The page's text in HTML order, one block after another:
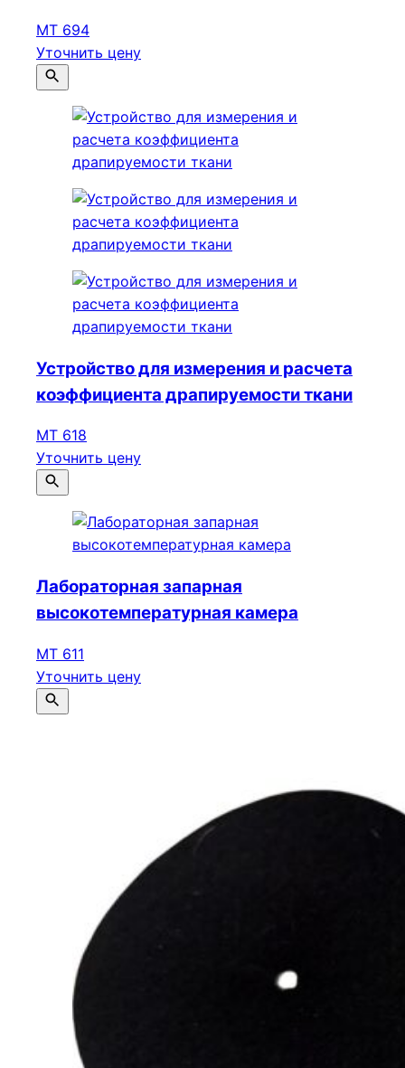
МТ 694
Уточнить цену
Устройство для измерения и расчета
коэффициента драпируемости ткани
МТ 618
Уточнить цену
Лабораторная запарная
высокотемпературная камера
МТ 611
Уточнить цену